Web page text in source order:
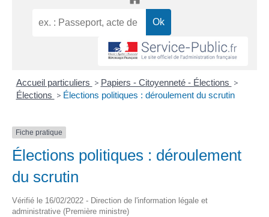
Accueil particuliers > Papiers - Citoyenneté - Élections >
Élections > Élections politiques : déroulement du scrutin
Fiche pratique
Élections politiques : déroulement
du scrutin
Vérifié le 16/02/2022 - Direction de l'information légale et
administrative (Première ministre)